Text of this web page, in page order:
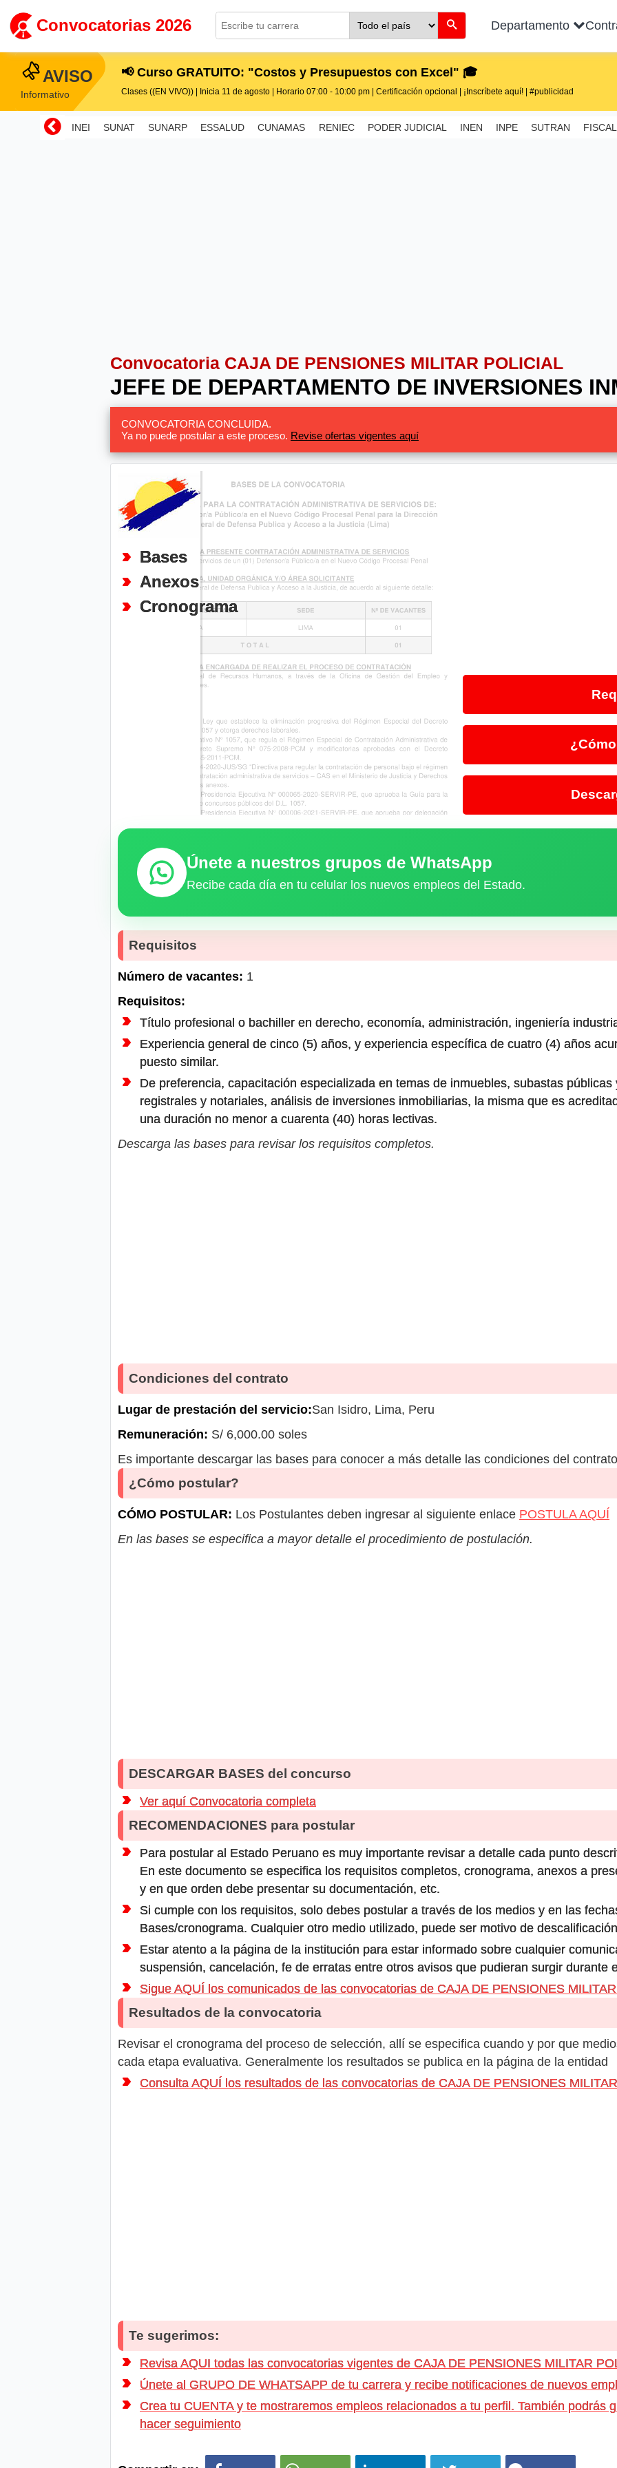
Convocatorias 2026 Departamento
AVISO
Informativo
📢 Curso GRATUITO: "Costos y Presupuestos con Excel" 🎓
Clases ((EN VIVO)) | Inicia 11 de agosto | Horario 07:00 - 10:00 pm | Certificación opcional | ¡Inscríbete aquí! | #publicidad
INEI SUNAT SUNARP ESSALUD CUNAMAS RENIEC PODER JUDICIAL INEN INPE SUTRAN
Convocatoria CAJA DE PENSIONES MILITAR POLICIAL
JEFE DE DEPARTAMENTO DE INVERSIONES
CONVOCATORIA CONCLUIDA.
Ya no puede postular a este proceso. Revise ofertas vigentes aquí
Bases
Anexos
Cronograma
Únete a nuestros grupos de WhatsApp
Recibe cada día en tu celular los nuevos empleos del Estado.
Requisitos
Número de vacantes: 1
Requisitos:
Título profesional o bachiller en derecho, economía, administración, ingeniería
Experiencia general de cinco (5) años, y experiencia específica de cuatro (4) años
puesto similar.
De preferencia, capacitación especializada en temas de inmuebles, subastas
registrales y notariales, análisis de inversiones inmobiliarias, la misma que es
una duración no menor a cuarenta (40) horas lectivas.
Descarga las bases para revisar los requisitos completos.
Condiciones del contrato
Lugar de prestación del servicio:San Isidro, Lima, Peru
Remuneración: S/ 6,000.00 soles
Es importante descargar las bases para conocer a más detalle las condiciones del
¿Cómo postular?
CÓMO POSTULAR: Los Postulantes deben ingresar al siguiente enlace POSTULA AQUÍ
En las bases se especifica a mayor detalle el procedimiento de postulación.
DESCARGAR BASES del concurso
Ver aquí Convocatoria completa
RECOMENDACIONES para postular
Para postular al Estado Peruano es muy importante revisar a detalle cada punto
En este documento se especifica los requisitos completos, cronograma, anexos a
y en que orden debe presentar su documentación, etc.
Si cumple con los requisitos, solo debes postular a través de los medios y en las
Bases/cronograma. Cualquier otro medio utilizado, puede ser motivo de
Estar atento a la página de la institución para estar informado sobre cualquier
suspensión, cancelación, fe de erratas entre otros avisos que pudieran surgir durante
Sigue AQUÍ los comunicados de las convocatorias de CAJA DE PENSIONES
Resultados de la convocatoria
Revisar el cronograma del proceso de selección, allí se especifica cuando y por que
cada etapa evaluativa. Generalmente los resultados se publica en la página de la entidad
Consulta AQUÍ los resultados de las convocatorias de CAJA DE PENSIONES
Te sugerimos:
Revisa AQUI todas las convocatorias vigentes de CAJA DE PENSIONES MILITAR
Únete al GRUPO DE WHATSAPP de tu carrera y recibe notificaciones de nuevos
Crea tu CUENTA y te mostraremos empleos relacionados a tu perfil. También podrás
hacer seguimiento